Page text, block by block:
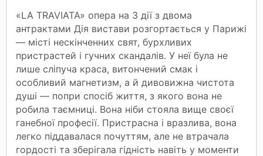
«LA TRAVIATA» опера на 3 дії з двома
антрактами Дія вистави розгортається у Парижі
— місті нескінченних свят, бурхливих
пристрастей і гучних скандалів. У неї була не
лише сліпуча краса, витончений смак і
особливий магнетизм, а й дивовижна чистота
душі — попри спосіб життя, з якого вона не
робила таємниці. Вона ніби стояла вище своєї
ганебної професії. Пристрасна і вразлива, вона
легко піддавалася почуттям, але не втрачала
гордості та зберігала гідність навіть у моменти